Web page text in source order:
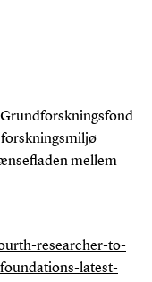
mellem
researcher-to-
latest-